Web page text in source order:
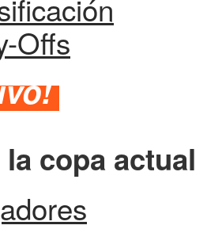
Offs
copa actual